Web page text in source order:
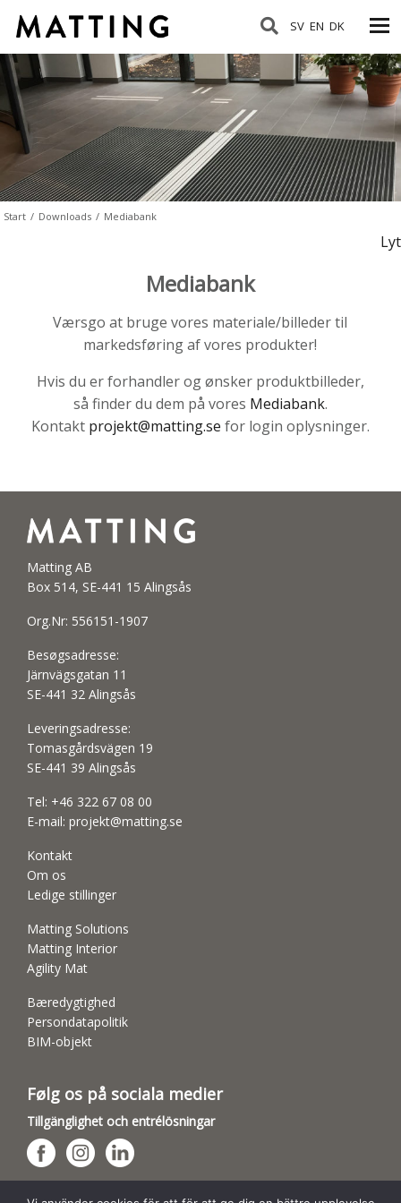
SV EN DK
Start / Downloads / Mediabank
Lyt
Mediabank
Værsgo at bruge vores materiale/billeder til
markedsføring af vores produkter!
Hvis du er forhandler og ønsker produktbilleder,
så finder du dem på vores Mediabank.
Kontakt projekt@matting.se for login oplysninger.
Matting AB
Box 514, SE-441 15 Alingsås
Org.Nr: 556151-1907
Besøgsadresse:
Järnvägsgatan 11
SE-441 32 Alingsås
Leveringsadresse:
Tomasgårdsvägen 19
SE-441 39 Alingsås
Tel: +46 322 67 08 00
E-mail: projekt@matting.se
Kontakt
Om os
Ledige stillinger
Matting Solutions
Matting Interior
Agility Mat
Bæredygtighed
Persondatapolitik
BIM-objekt
Følg os på sociala medier
Tillgänglighet och entrélösningar
Hundsporthallar